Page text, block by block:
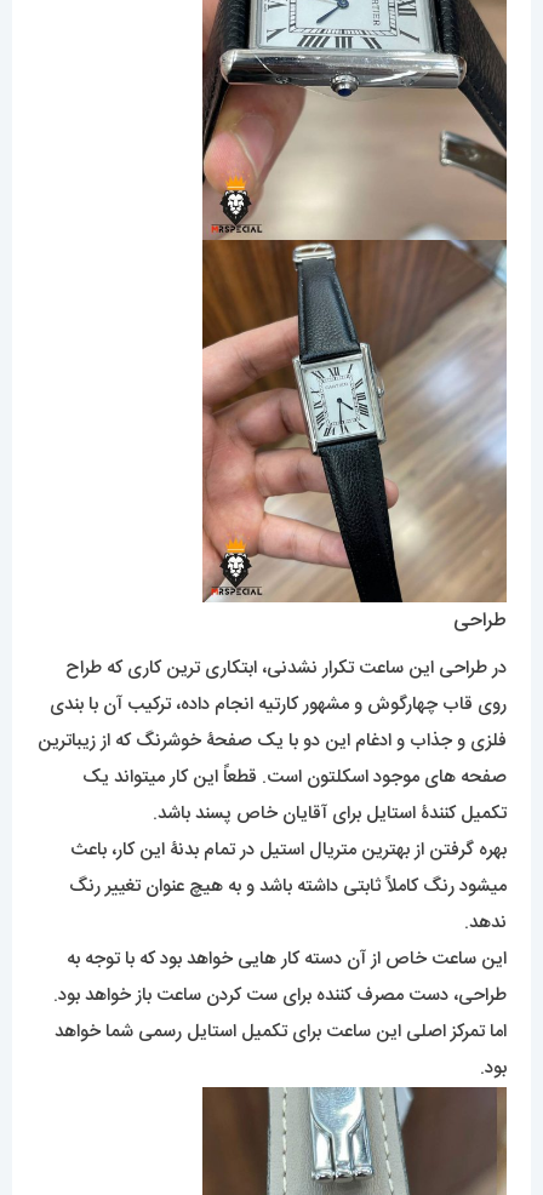
طراحی
در طراحی این ساعت تکرار نشدنی، ابتکاری ترین کاری که طراح
روی قاب چهارگوش و مشهور کارتیه انجام داده، ترکیب آن با بندی
فلزی و جذاب و ادغام این دو با یک صفحۀ خوشرنگ که از زیباترین
صفحه های موجود اسکلتون است. قطعاً این کار میتواند یک
تکمیل کنندۀ استایل برای آقایان خاص پسند باشد.
بهره گرفتن از بهترین متریال استیل در تمام بدنۀ این کار، باعث
میشود رنگ کاملاً ثابتی داشته باشد و به هیچ عنوان تغییر رنگ
ندهد.
این ساعت خاص از آن دسته کار هایی خواهد بود که با توجه به
طراحی، دست مصرف کننده برای ست کردن ساعت باز خواهد بود.
اما تمرکز اصلی این ساعت برای تکمیل استایل رسمی شما خواهد
بود.